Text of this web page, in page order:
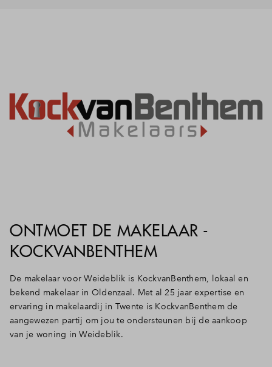
ONTMOET DE MAKELAAR -
KOCKVANBENTHEM
De makelaar voor Weideblik is KockvanBenthem, lokaal en
bekend makelaar in Oldenzaal. Met al 25 jaar expertise en
ervaring in makelaardij in Twente is KockvanBenthem de
aangewezen partij om jou te ondersteunen bij de aankoop
van je woning in Weideblik.